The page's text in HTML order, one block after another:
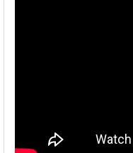
Nhắc nhỡ thực hiện
khoản thu trong nhà
Ngày ban hành: 27/09/